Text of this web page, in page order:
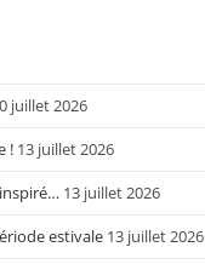
juillet 2026
! 13 juillet 2026
13 juillet 2026
estivale 13 juillet 2026